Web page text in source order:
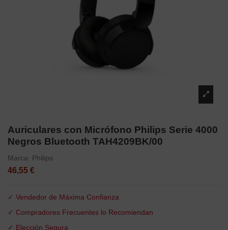
Auriculares con Micrófono Philips Serie 4000
Negros Bluetooth TAH4209BK/00
Marca: Philips
46,55 €
✓ Vendedor de Máxima Confianza
✓ Compradores Frecuentes lo Recomiendan
✓ Elección Segura